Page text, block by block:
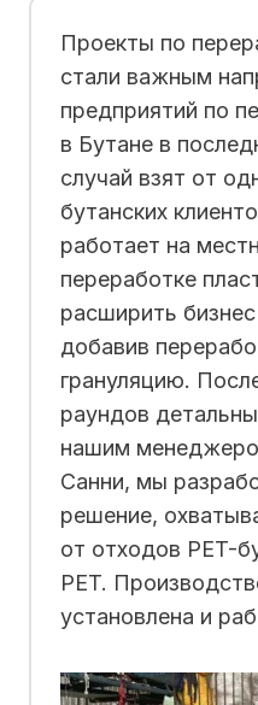
Проекты по
стали важным
предприятий по
в Бутане в
случай взят от
бутанских
работает на
переработке
расширить
добавив
грануляцию.
раундов
нашим
Санни, мы
решение,
от отходов PET-
PET.
установлена и